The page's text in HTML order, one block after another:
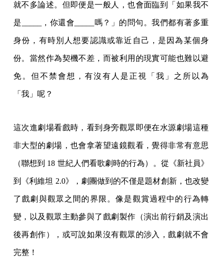
就不多論述。但即便是一般人，也會面臨到「如果我不
是_____，你還會_____嗎？」的問句。我們都有著多重
身份，有時別人想要認識或靠近自己，是因為某個身
份。當然作為契機不差，而被利用的現實可能也難以避
免。但不禁會想，有沒有人是正視「我」之所以為
「我」呢？
這次進劇場看戲時，看到身旁觀眾即便在水源劇場這種
非大型的劇場，也會拿著望遠鏡觀看，覺得非常有意思
（聯想到 18 世紀人們看歌劇時的行為）。從《新社員》
到《利維坦 2.0》，劇團做到的不僅是題材創新，也改變
了戲劇與觀眾之間的界限。像是觀賞過程中的行為轉
變，以及觀眾主動參與了戲劇製作（演出前行銷及演出
後再創作），或可說如果沒有觀眾的涉入，戲劇就不會
完整！